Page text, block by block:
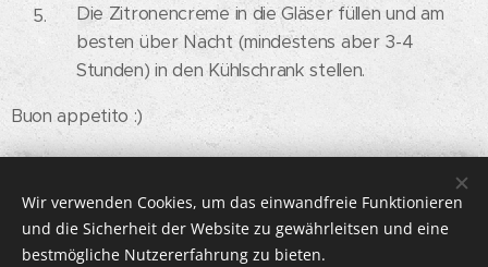
Die Zitronencreme in die Gläser füllen und am
besten über Nacht (mindestens aber 3-4
Stunden) in den Kühlschrank stellen.
Buon appetito :)
© 2026 DOLCISSIMMA | Alle Rechte vorbehalten.
IMPRESSUM
Cookies
Wir verwenden Cookies, um das einwandfreie Funktionieren
und die Sicherheit der Website zu gewährleitsen und eine
bestmögliche Nutzererfahrung zu bieten.